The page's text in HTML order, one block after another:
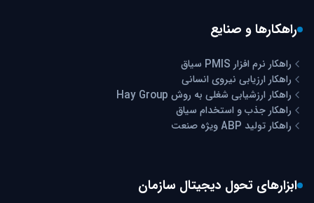
راهکارها و صنایع
راهکار نرم افزار PMIS سیاق
راهکار ارزیابی نیروی انسانی
راهکار ارزشیابی شغلی به روش Hay Group
راهکار جذب و استخدام سیاق
راهکار تولید ABP ویژه صنعت
ابزارهای تحول دیجیتال سازمان